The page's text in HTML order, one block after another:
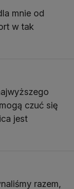
mnie od
w tak
czuć się
jest
razem,